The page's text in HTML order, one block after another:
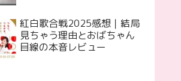
紅白歌合戦2025感想｜結局
見ちゃう理由とおばちゃん
目線の本音レビュー